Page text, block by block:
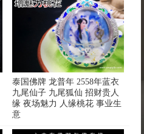
泰国佛牌 龙普年 2558年蓝衣
九尾仙子 九尾狐仙 招财贵人
缘 夜场魅力 人缘桃花 事业生
意